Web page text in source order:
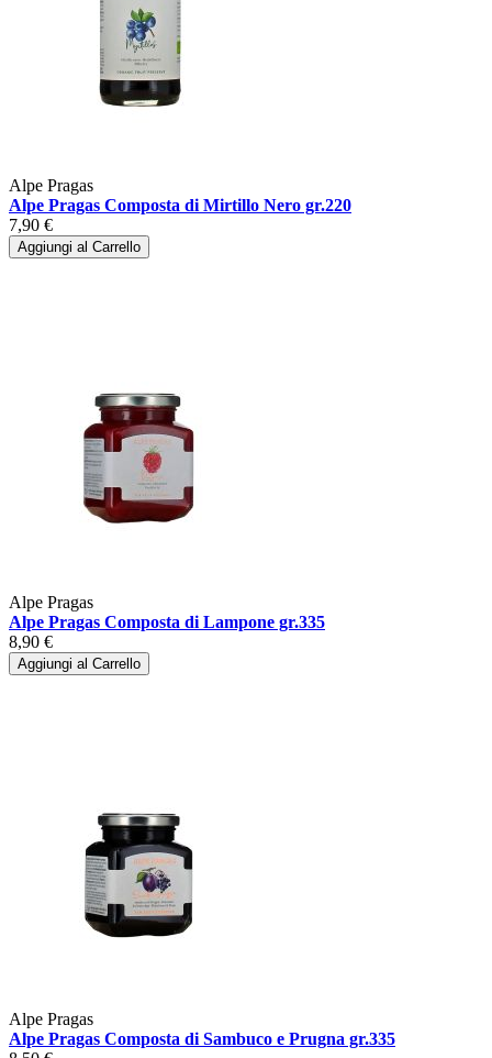
Alpe Pragas
Alpe Pragas Composta di Mirtillo Nero gr.220
7,90 €
Aggiungi al Carrello
Alpe Pragas
Alpe Pragas Composta di Lampone gr.335
8,90 €
Aggiungi al Carrello
Alpe Pragas
Alpe Pragas Composta di Sambuco e Prugna gr.335